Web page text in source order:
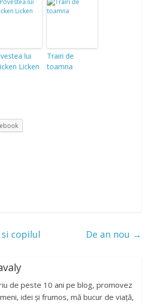
lui
Licken
Trairi de
toamna
copilul De an nou →
de peste 10 ani pe blog, promovez
idei și frumos, mă bucur de viață,